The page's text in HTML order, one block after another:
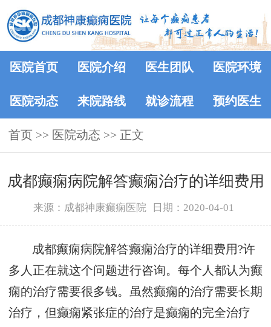
医院首页 医院介绍 医生团队 医院环境
医院动态 来院路线 就诊流程 预约医生
首页 >> 医院动态 >> 正文
成都癫痫病院解答癫痫治疗的详细费用
来源：成都神康癫痫医院 日期：2020-04-01
成都癫痫病院解答癫痫治疗的详细费用?许
多人正在就这个问题进行咨询。每个人都认为癫
痫的治疗需要很多钱。虽然癫痫的治疗需要长期
治疗，但癫痫紧张症的治疗是癫痫的完全治疗